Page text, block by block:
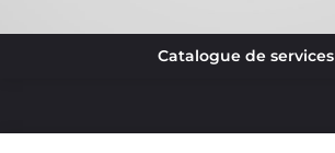
Catalogue de services